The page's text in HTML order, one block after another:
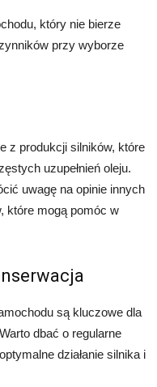
który nie bierze
przy wyborze
z produkcji silników, które
uzupełnień oleju.
uwagę na opinie innych
które mogą pomóc w
są kluczowe dla
dbać o regularne
działanie silnika i